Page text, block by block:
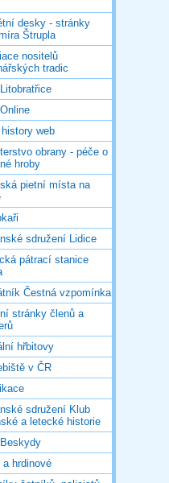
desky - stránky
Štrupla
nositelů
tradic
history web
obrany - péče o
hroby
pietní místa na
sdružení Lidice
pátrací stanice
Čestná vzpomínka
stránky členů a
hřbitovy
v ČR
sdružení Klub
a letecké historie
a hrdinové